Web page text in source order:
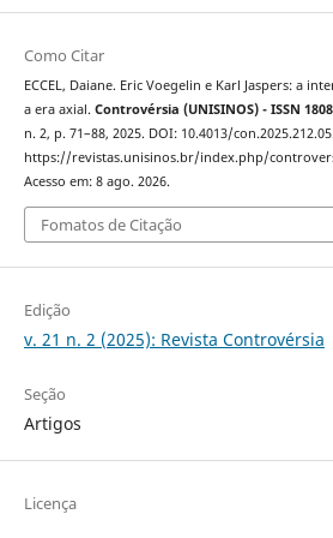
Como Citar
ECCEL, Daiane. Eric Voegelin e Karl Jaspers: a
a era axial. Controvérsia (UNISINOS) - ISSN
n. 2, p. 71–88, 2025. DOI: 10.4013/
https://revistas.unisinos.br/index.php/
Acesso em: 8 ago. 2026.
Fomatos de Citação
Edição
v. 21 n. 2 (2025): Revista Controvérsia
Seção
Artigos
Licença